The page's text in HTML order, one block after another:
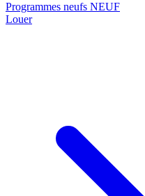
Programmes neufs NEUF
Louer